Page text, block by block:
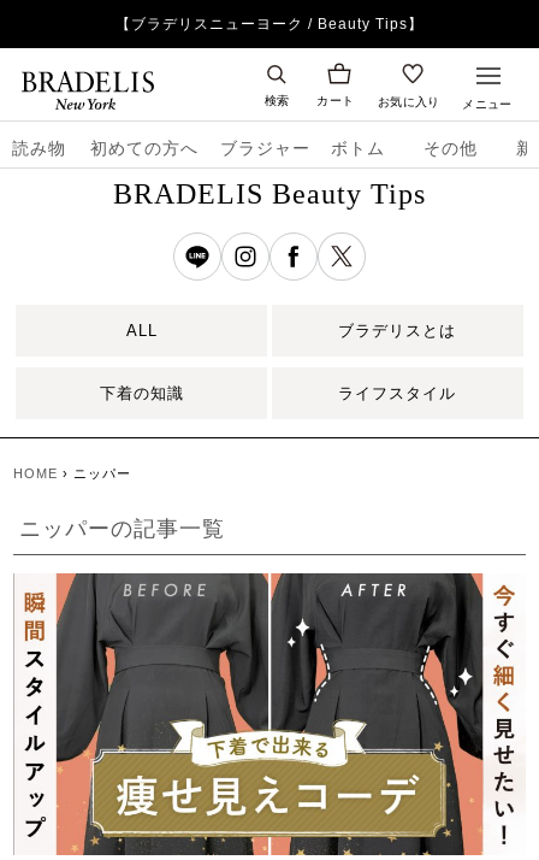
【ブラデリスニューヨーク / Beauty Tips】
読み物 初めての方へ ブラジャー ボトム その他 新
カート お気に入り
検索 メニュー
BRADELIS Beauty Tips
ALL ブラデリスとは
下着の知識 ライフスタイル
HOME › ニッパー
ニッパーの記事一覧